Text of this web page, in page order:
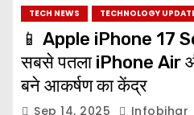
TECH NEWS TECHNOLOGY
📱 Apple iPhone 17
सबसे पतला iPhone Air
बने आकर्षण का केंद्र
Sep 14, 2025 Infobihar